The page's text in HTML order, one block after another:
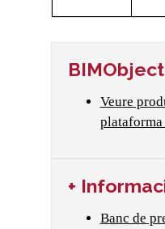
BIMObject
Veure
+
Banc de